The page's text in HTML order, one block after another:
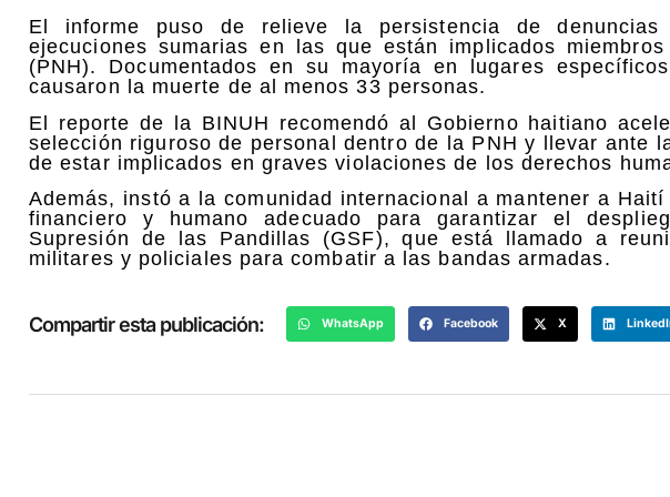
El informe puso de relieve la persistencia de
ejecuciones sumarias en las que están implicados
(PNH). Documentados en su mayoría en lugares
causaron la muerte de al menos 33 personas.
El reporte de la BINUH recomendó al Gobierno haitiano
selección riguroso de personal dentro de la PNH y llevar ante
de estar implicados en graves violaciones de los derechos
Además, instó a la comunidad internacional a mantener a
financiero y humano adecuado para garantizar el
Supresión de las Pandillas (GSF), que está llamado a
militares y policiales para combatir a las bandas armadas.
Compartir esta publicación: WhatsApp Facebook X